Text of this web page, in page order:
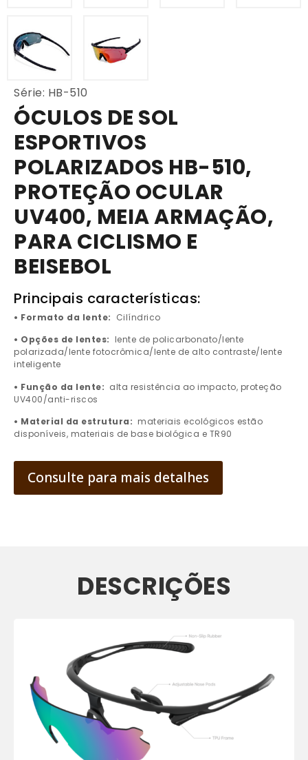
Série: HB-510
ÓCULOS DE SOL
ESPORTIVOS
POLARIZADOS HB-510,
PROTEÇÃO OCULAR
UV400, MEIA ARMAÇÃO,
PARA CICLISMO E
BEISEBOL
Principais características:
• Formato da lente: Cilíndrico
• Opções de lentes: lente de policarbonato/lente
polarizada/lente fotocrômica/lente de alto contraste/lente
inteligente
• Função da lente: alta resistência ao impacto, proteção
UV400/anti-riscos
• Material da estrutura: materiais ecológicos estão
disponíveis, materiais de base biológica e TR90
Consulte para mais detalhes
DESCRIÇÕES